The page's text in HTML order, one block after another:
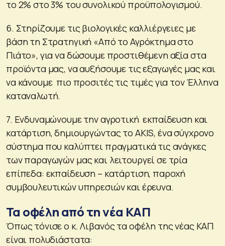
το 2% στο 3% του συνολικού προϋπολογισμού.
6. Στηρίζουμε τις βιολογικές καλλιέργειες με
βάση τη Στρατηγική «Από το Αγρόκτημα στο
Πιάτο», για να δώσουμε προστιθέμενη αξία στα
προϊόντα μας, να αυξήσουμε τις εξαγωγές μας και
να κάνουμε πιο προσιτές τις τιμές για τον Έλληνα
καταναλωτή.
7. Ενδυναμώνουμε την αγροτική εκπαίδευση και
κατάρτιση, δημιουργώντας το ΑKIS, ένα σύγχρονο
σύστημα που καλύπτει πραγματικά τις ανάγκες
των παραγωγών μας και λειτουργεί σε τρία
επίπεδα: εκπαίδευση – κατάρτιση, παροχή
συμβουλευτικών υπηρεσιών και έρευνα.
Τα οφέλη από τη νέα ΚΑΠ
Όπως τόνισε ο κ. Λιβανός τα οφέλη της νέας ΚΑΠ
είναι πολυδιάστατα: